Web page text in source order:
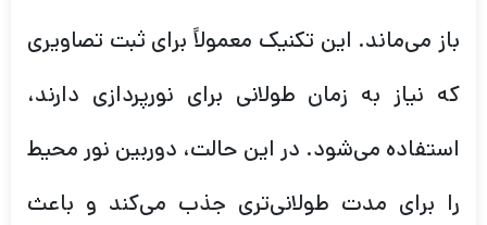
باز می‌ماند. این تکنیک معمولاً برای ثبت تصاویری
که نیاز به زمان طولانی برای نورپردازی دارند،
استفاده می‌شود. در این حالت، دوربین نور محیط
را برای مدت طولانی‌تری جذب می‌کند و باعث